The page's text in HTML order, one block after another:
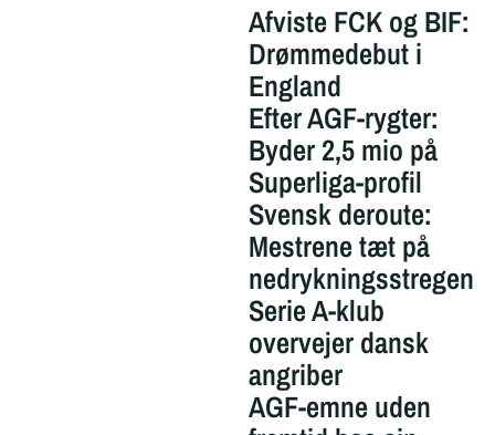
Afviste FCK og BIF:
Drømmedebut i
England
Efter AGF-rygter:
Byder 2,5 mio på
Superliga-profil
Svensk deroute:
Mestrene tæt på
nedrykningsstregen
Serie A-klub
overvejer dansk
angriber
AGF-emne uden